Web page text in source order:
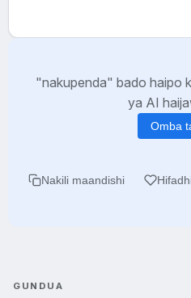
"nakupenda" bado haipo
ya AI
Omba
Nakili maandishi
GUNDUA